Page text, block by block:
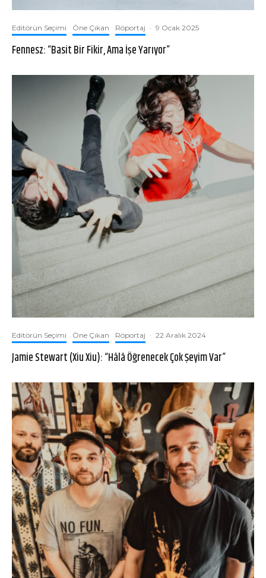
Editörün Seçimi Öne Çıkan Röportaj · 9 Ocak 2025
Fennesz: “Basit Bir Fikir, Ama İşe Yarıyor”
Editörün Seçimi Öne Çıkan Röportaj · 22 Aralık 2024
Jamie Stewart (Xiu Xiu): “Hâlâ Öğrenecek Çok Şeyim Var”